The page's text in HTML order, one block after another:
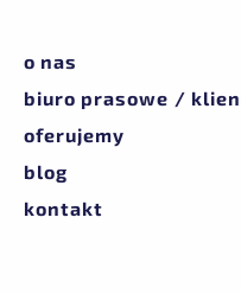
o nas
biuro prasowe /
oferujemy
blog
kontakt